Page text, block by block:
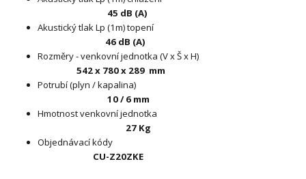
45 dB (A)
Akustický tlak Lp (1m) topení
46 dB (A)
Rozměry - venkovní jednotka (V x Š x H)
542 x 780 x 289 mm
Potrubí (plyn / kapalina)
10 / 6 mm
Hmotnost venkovní jednotka
27 Kg
Objednávací kódy
CU-Z20ZKE